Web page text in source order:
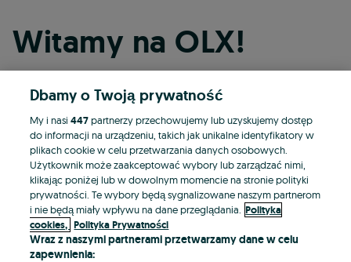
Witamy na OLX!
Kontynuuj przez Facebooka
Kontynuuj przez konto Apple
Kontynuuj przez konto Google
LUB
Dbamy o Twoją prywatność
My i nasi447partnerzy przechowujemy lub uzyskujemy dostęp
do informacji na urządzeniu, takich jak unikalne identyfikatory w
plikach cookie w celu przetwarzania danych osobowych.
Użytkownik może zaakceptować wybory lub zarządzać nimi,
klikając poniżej lub w dowolnym momencie na stronie polityki
prywatności. Te wybory będą sygnalizowane naszym partnerom
i nie będą miały wpływu na dane przeglądania. Polityka
cookies, Polityka Prywatności
Wraz z naszymi partnerami przetwarzamy dane w celu
zapewnienia: